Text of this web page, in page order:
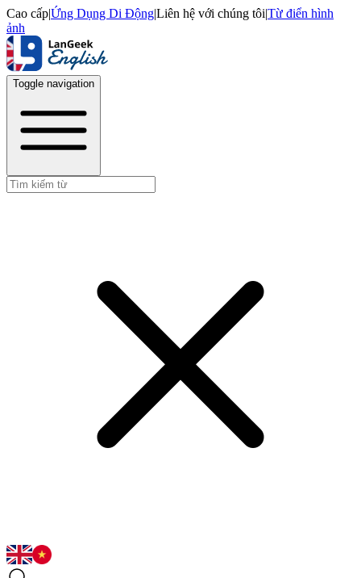
Cao cấp|Ứng Dụng Di Động|Liên hệ với chúng tôi|Từ điển hình
ảnh
Toggle navigation